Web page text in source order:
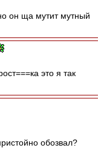
он ща мутит мутный
это я так
обозвал?